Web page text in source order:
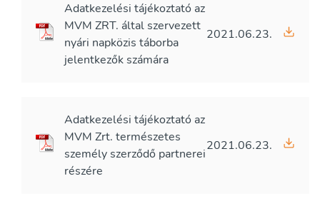
Adatkezelési tájékoztató az
MVM ZRT. által szervezett
nyári napközis táborba
jelentkezők számára
2021.06.23.
Adatkezelési tájékoztató az
MVM Zrt. természetes
személy szerződő partnerei
részére
2021.06.23.